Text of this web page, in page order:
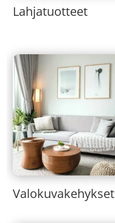
Lahjatuotteet
Valokuvakehykset